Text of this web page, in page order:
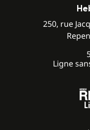
250, rue
Ligne